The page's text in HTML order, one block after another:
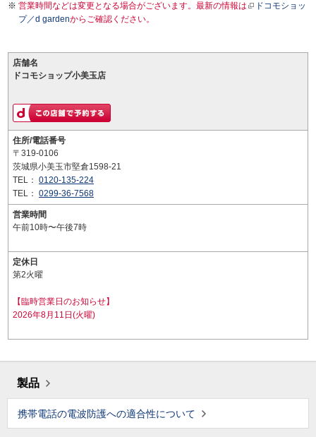
営業時間などは変更となる場合がございます。最新の情報は
ドコモショッ
プ／d gardenからご確認ください。
店舗名
ドコモショップ小美玉店
住所/電話番号
〒319-0106
茨城県小美玉市堅倉1598-21
TEL： 0120-135-224
TEL： 0299-36-7568
営業時間
午前10時〜午後7時
定休日
第2火曜
【臨時営業日のお知らせ】
2026年8月11日(火曜)
製品
携帯電話の電波防護への適合性について